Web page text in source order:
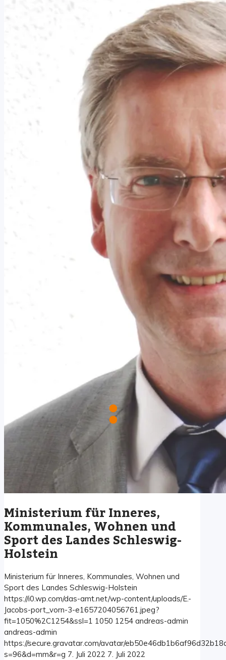
Ministerium für Inneres,
Kommunales, Wohnen und
Sport des Landes Schleswig-
Holstein
Ministerium für Inneres, Kommunales, Wohnen und
Sport des Landes Schleswig-Holstein
https://i0.wp.com/das-amt.net/wp-content/uploads/E.-
Jacobs-port_vorn-3-e1657204056761.jpeg?
fit=1050%2C1254&ssl=1 1050 1254 andreas-admin
andreas-admin
https://secure.gravatar.com/avatar/
s=96&d=mm&r=g 7. Juli 2022 7. Juli 2022